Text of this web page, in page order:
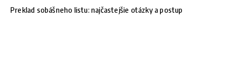
Preklad sobášneho listu: najčastejšie otázky a postup